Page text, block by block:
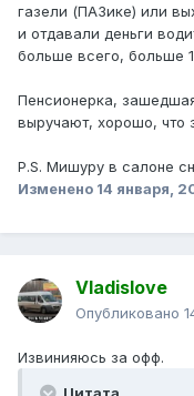
газели (ПАЗике) или
и отдавали деньги
больше всего, больше
Пенсионерка,
выручают, хорошо, что
P.S. Мишуру в салоне
Изменено 14 января,
Vladislove
Опубликовано
Извинияюсь за офф.